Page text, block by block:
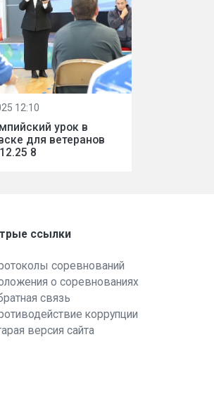
12:10
урок в
для ветеранов
8
ссылки
соревнований
о соревнованиях
связь
коррупции
версия сайта